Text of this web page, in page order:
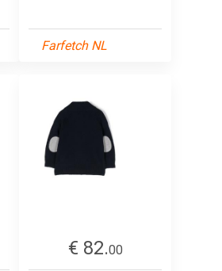
Farfetch NL
€ 82.00